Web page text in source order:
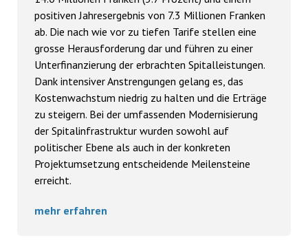
positiven Jahresergebnis von 7.3 Millionen Franken
ab. Die nach wie vor zu tiefen Tarife stellen eine
grosse Herausforderung dar und führen zu einer
Unterfinanzierung der erbrachten Spitalleistungen.
Dank intensiver Anstrengungen gelang es, das
Kostenwachstum niedrig zu halten und die Erträge
zu steigern. Bei der umfassenden Modernisierung
der Spitalinfrastruktur wurden sowohl auf
politischer Ebene als auch in der konkreten
Projektumsetzung entscheidende Meilensteine
erreicht.
mehr erfahren